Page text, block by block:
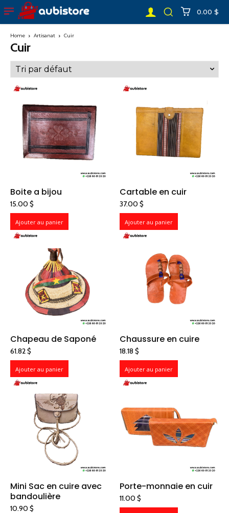
0.00 $
Home Artisanat Cuir
Cuir
Boite a bijou
15.00$
Ajouter au panier
Cartable en cuir
37.00$
Ajouter au panier
Chapeau de Saponé
61.82$
Ajouter au panier
Chaussure en cuire
18.18$
Ajouter au panier
Mini Sac en cuire avec
bandoulière
10.90$
Porte-monnaie en cuir
11.00$